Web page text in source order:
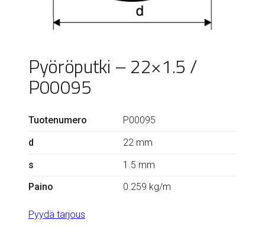
Pyöröputki – 22×1.5 /
P00095
Tuotenumero
P00095
d
22 mm
s
1.5 mm
Paino
0.259 kg/m
Pyydä tarjous